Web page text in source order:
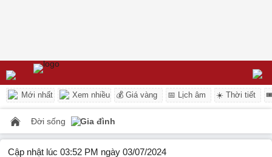
Mới nhất Xem nhiều 💰 Giá vàng 📅 Lịch âm ☀️ Thời tiết
Đời sống Gia đình
Cập nhật lúc 03:52 PM ngày 03/07/2024